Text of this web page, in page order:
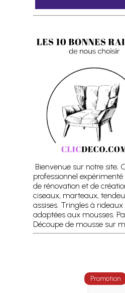
Bienvenue sur notre site,
professionnel
de rénovation et de
ciseaux, marteaux,
assises. Tringles à
adaptées aux mousses.
Découpe de mousse sur
Promotion